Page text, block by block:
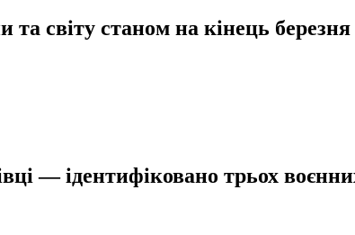
та світу станом на кінець
— ідентифіковано трьох